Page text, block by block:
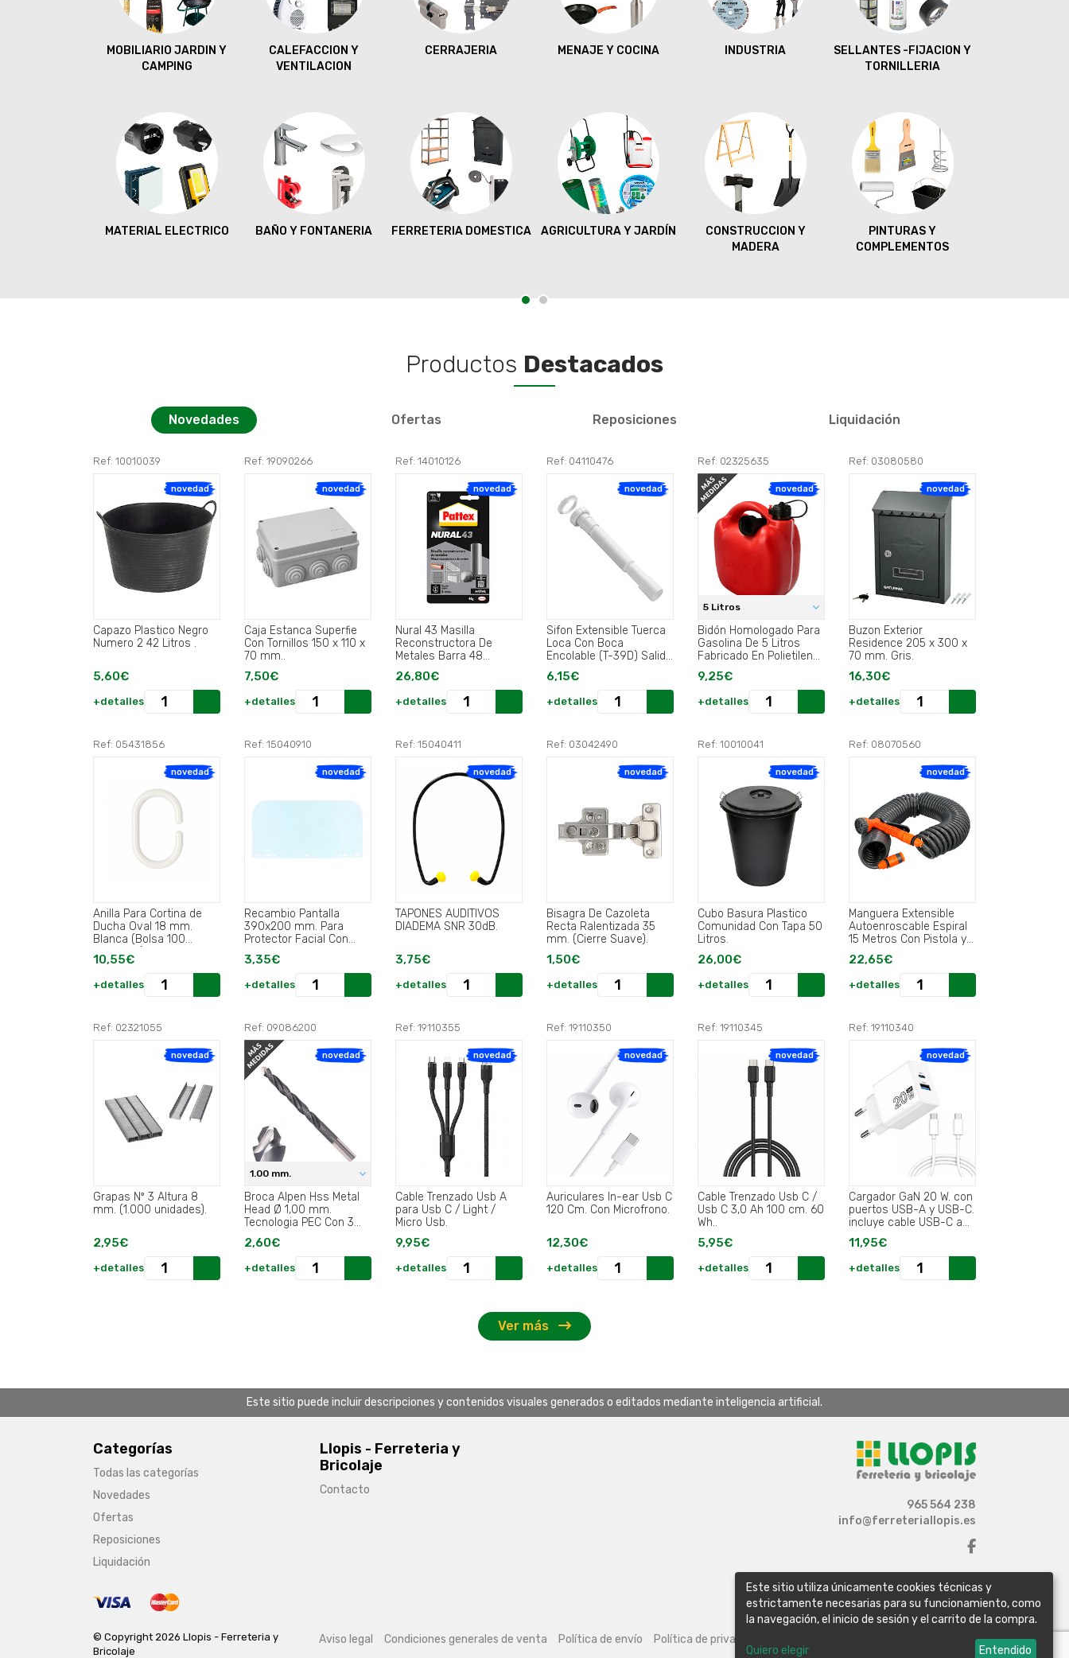
MOBILIARIO JARDIN Y
CAMPING
MATERIAL ELECTRICO
CALEFACCION Y
VENTILACION
BAÑO Y FONTANERIA
CERRAJERIA
FERRETERIA DOMESTICA
MENAJE Y COCINA
AGRICULTURA Y JARDÍN
INDUSTRIA
CONSTRUCCION Y
MADERA
SELLANTES -FIJACION Y
TORNILLERIA
PINTURAS Y
COMPLEMENTOS
Productos Destacados
Novedades Ofertas Reposiciones Liquidación
Ref: 10010039
novedad
Capazo Plastico Negro
Numero 2 42 Litros .
5,60€
+detalles
Ref: 19090266
novedad
Caja Estanca Superfie
Con Tornillos 150 x 110 x
70 mm..
7,50€
+detalles
Ref: 14010126
novedad
Nural 43 Masilla
Reconstructora De
Metales Barra 48
Gramos.
26,80€
+detalles
Ref: 04110476
novedad
Sifon Extensible Tuerca
Loca Con Boca
Encolable (T-39D) Salida
Ø 40 - 50 mm. Valvula
1-1/2" y 1-1/4".
6,15€
+detalles
Ref: 02325635
novedad
5 Litros
Bidón Homologado Para
Gasolina De 5 Litros
Fabricado En Polietileno
De Alta Densidad..
9,25€
+detalles
Ref: 03080580
novedad
Buzon Exterior
Residence 205 x 300 x
70 mm. Gris.
16,30€
+detalles
Ref: 05431856
novedad
Anilla Para Cortina de
Ducha Oval 18 mm.
Blanca (Bolsa 100
Unidades).
10,55€
+detalles
Ref: 15040910
novedad
Recambio Pantalla
390x200 mm. Para
Protector Facial Con
Arnes .
3,35€
+detalles
Ref: 15040411
novedad
TAPONES AUDITIVOS
DIADEMA SNR 30dB.
3,75€
+detalles
Ref: 03042490
novedad
Bisagra De Cazoleta
Recta Ralentizada 35
mm. (Cierre Suave).
1,50€
+detalles
Ref: 10010041
novedad
Cubo Basura Plastico
Comunidad Con Tapa 50
Litros.
26,00€
+detalles
Ref: 08070560
novedad
Manguera Extensible
Autoenroscable Espiral
15 Metros Con Pistola y
Conectores.
22,65€
+detalles
Ref: 02321055
novedad
Grapas Nº 3 Altura 8
mm. (1.000 unidades).
2,95€
+detalles
Ref: 09086200
novedad
1.00 mm.
Broca Alpen Hss Metal
Head Ø 1,00 mm.
Tecnologia PEC Con 3
Filos de Corte.
2,60€
+detalles
Ref: 19110355
novedad
Cable Trenzado Usb A
para Usb C / Light /
Micro Usb.
9,95€
+detalles
Ref: 19110350
novedad
Auriculares In-ear Usb C
120 Cm. Con Microfrono.
12,30€
+detalles
Ref: 19110345
novedad
Cable Trenzado Usb C /
Usb C 3,0 Ah 100 cm. 60
Wh..
5,95€
+detalles
Ref: 19110340
novedad
Cargador GaN 20 W. con
puertos USB-A y USB-C.
incluye cable USB-C a
USB-C de 100 cm..
11,95€
+detalles
Ver más
Este sitio puede incluir descripciones y contenidos visuales generados o editados mediante inteligencia artificial.
Categorías
Todas las categorías
Novedades
Ofertas
Reposiciones
Liquidación
Llopis - Ferreteria y
Bricolaje
Contacto
965 564 238
info@ferreteriallopis.es
© Copyright 2026 Llopis - Ferreteria y
Bricolaje
Aviso legal Condiciones generales de venta Política de envío Política de privacidad Configurar cookies
Este sitio utiliza únicamente cookies técnicas y
estrictamente necesarias para su funcionamiento, como
la navegación, el inicio de sesión y el carrito de la compra.
Quiero elegir Entendido